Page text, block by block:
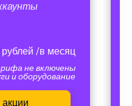
рублей /в месяц
не включены
и оборудование